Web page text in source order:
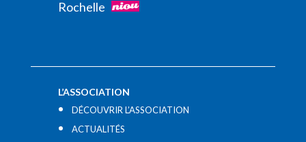
Rochelle
L’ASSOCIATION
DÉCOUVRIR L’ASSOCIATION
ACTUALITÉS